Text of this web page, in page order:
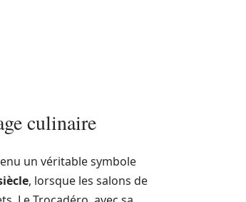
culinaire
un véritable symbole
, lorsque les salons de